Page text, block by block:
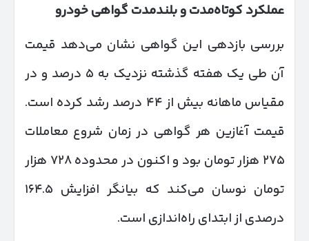
عملکرد کوتاه‌مدت و بلندمدت گواهی خودرو
بررسی بازدهی این گواهی نشان می‌دهد قیمت
آن طی یک هفته گذشته نزدیک به ۵ درصد و در
مقیاس ماهانه بیش از ۴۴ درصد رشد کرده است.
قیمت آغازین هر گواهی در زمان شروع معاملات
۲۷۵ هزار تومان بود و اکنون در محدوده ۷۲۸ هزار
تومان نوسان می‌کند که بیانگر افزایش ۱۶۴.۵
درصدی از ابتدای راه‌اندازی است.